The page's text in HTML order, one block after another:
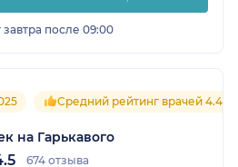
после 09:00
Средний рейтинг врачей 4.4
на Гарькавого
674 отзыва